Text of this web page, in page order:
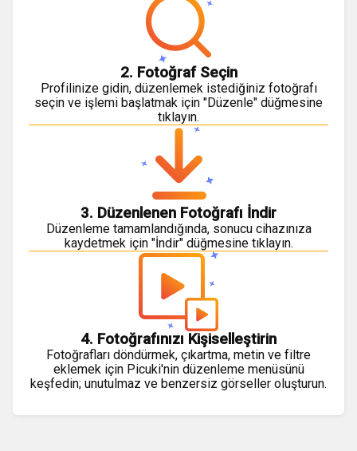
2. Fotoğraf Seçin
Profilinize gidin, düzenlemek istediğiniz fotoğrafı
seçin ve işlemi başlatmak için "Düzenle" düğmesine
tıklayın.
3. Düzenlenen Fotoğrafı İndir
Düzenleme tamamlandığında, sonucu cihazınıza
kaydetmek için "İndir" düğmesine tıklayın.
4. Fotoğrafınızı Kişiselleştirin
Fotoğrafları döndürmek, çıkartma, metin ve filtre
eklemek için Picuki'nin düzenleme menüsünü
keşfedin; unutulmaz ve benzersiz görseller oluşturun.